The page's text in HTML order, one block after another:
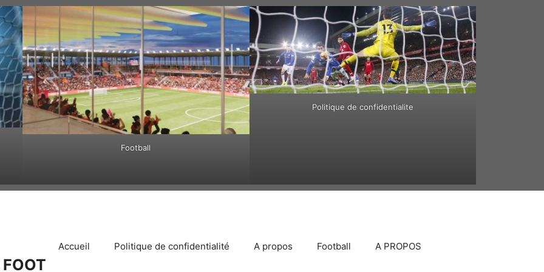
Football
Politique de confidentialite
Accueil Politique de confidentialité A propos Football A PROPOS